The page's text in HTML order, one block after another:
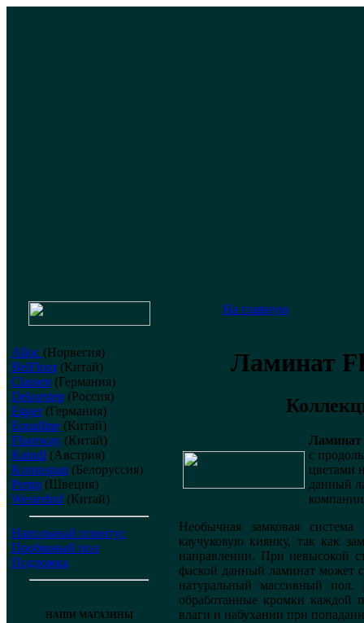
Alloc (Норвегия)
BelFloor(Китай)
Classen(Германия)
Dekorstep(Россия)
Egger(Германия)
Equalline(Китай)
Floorway(Китай)
Kaindl(Австрия)
Kronospan(Белоруссия)
Pergo(Швеция)
Westerhof(Китай)
Напольный плинтус
Пробковый пол
Подложка
НАШИ МАГАЗИНЫ
На главную
Ламинат
Ламинат
с
цветами
данный
Необычная замковая
каучуковую киянку, так как
направлении. При невысокой
фаской данный ламинат может
натуральный массивный пол.
обработанные кромки каждой
влаги и набухании при